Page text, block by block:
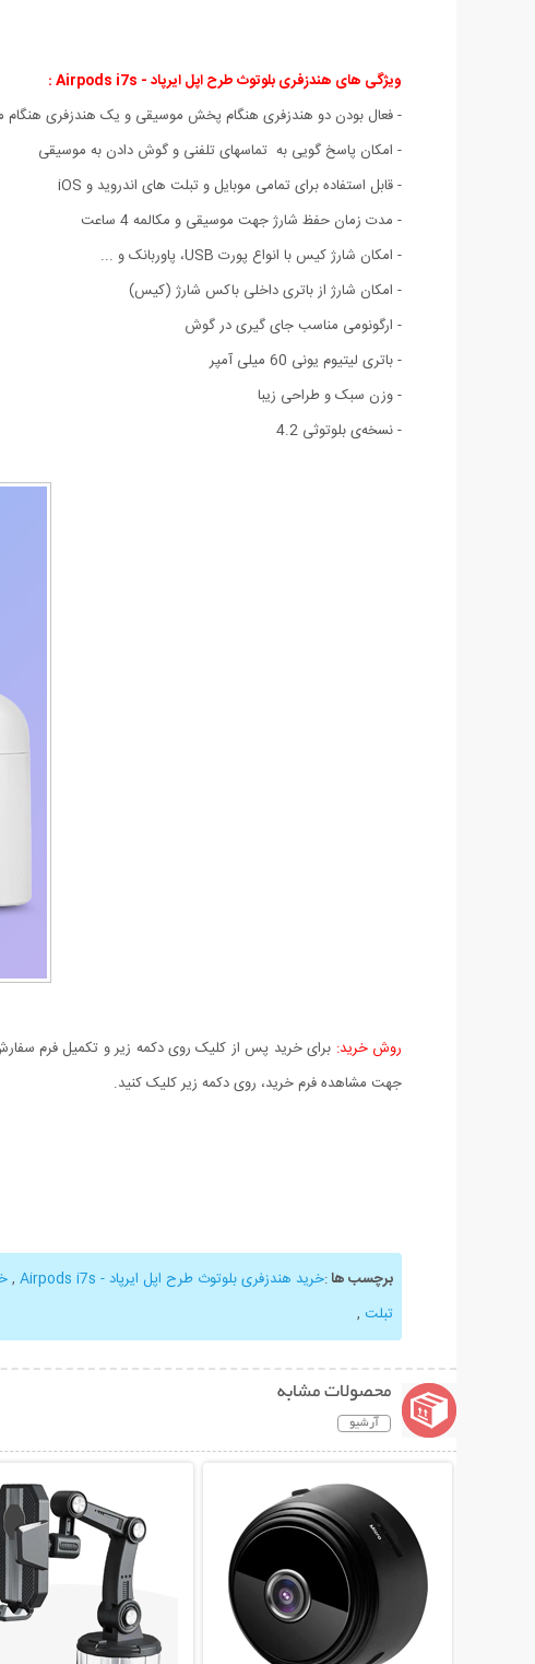
ویژگی های هندزفری بلوتوث طرح اپل ایرپاد - Airpods i7s :
- فعال بودن دو هندزفری هنگام پخش موسیقی و یک هندزفری هنگام
- امکان پاسخ گویی به تماسهای تلفنی و گوش دادن به موسیقی
- قابل استفاده برای تمامی موبایل و تبلت های اندروید و iOS
- مدت زمان حفظ شارژ جهت موسیقی و مکالمه 4 ساعت
- امکان شارژ کیس با انواع پورت USB، پاوربانک و ...
- امکان شارژ از باتری داخلی باکس شارژ (کیس)
- ارگونومی مناسب جای گیری در گوش
- باتری لیتیوم یونی 60 میلی آمپر
- وزن سبک و طراحی زیبا
- نسخه‌ی بلوتوثی 4.2
روش خرید: برای خرید پس از کلیک روی دکمه زیر و تکمیل فرم
جهت مشاهده فرم خرید، روی دکمه زیر کلیک کنید.
برچسب ها:خرید هندزفری بلوتوث طرح اپل ایرپاد - Airpods i7s ,
تبلت ,
محصولات مشابه
آرشیو